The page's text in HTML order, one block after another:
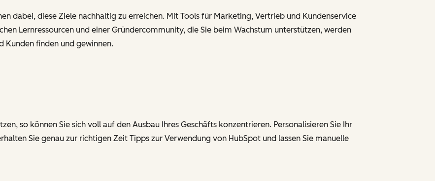
dabei, diese Ziele nachhaltig zu erreichen. Mit Tools für Marketing, Vertrieb und Kundenservice
Lernressourcen und einer Gründercommunity, die Sie beim Wachstum unterstützen, werden
Kunden finden und gewinnen.
so können Sie sich voll auf den Ausbau Ihres Geschäfts konzentrieren. Personalisieren Sie Ihr
Sie genau zur richtigen Zeit Tipps zur Verwendung von HubSpot und lassen Sie manuelle